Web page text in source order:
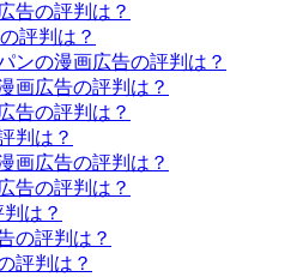
告の評判は？
評判は？
ンの漫画広告の評判は？
画広告の評判は？
告の評判は？
判は？
画広告の評判は？
告の評判は？
は？
の評判は？
評判は？